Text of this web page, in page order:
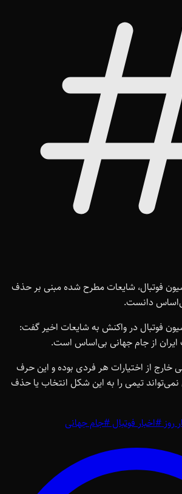
فوتبال، شایعات مطرح شده مبنی بر حذف
دانست.
فوتبال در واکنش به شایعات اخیر گفت:
از جام جهانی بی‌اساس است.
خارج از اختیارات هر فردی بوده و این حرف
تیمی را به این شکل انتخاب یا حذف
روز#اخبار فوتبال#جام جهانی